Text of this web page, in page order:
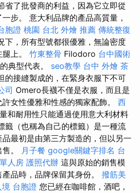
省了批發商的利益，因為它立即從
步。 意大利品牌的產品高質量，
胞證 桃園 台北 外燴 推薦 傳統整復
下，所有型號都很優雅，無論密度
上。 竹東整骨 Filodoro 台中國術
典型代表。 seo教學 台中 外燴 茶
的接縫製成的，在緊身衣服下不可
司 Omero長襪不僅是衣服，而且是
女性優雅和性感的獨家配飾。 西
和耐用性只能通過使用意大利材料
籤（也稱為自己的標籤）是一種流
最初是由第三方製造的，但以另一
。 月子餐 google關鍵字排名 台
人房 護照代辦 這與原始的銷售模
品時，品牌保留其身份。 撥筋美
台胞證 您已經在咖啡館，酒吧，